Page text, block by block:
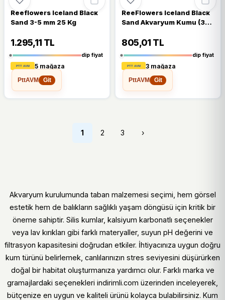
Reeflowers Iceland Black
Sand 3-5 mm 25 Kg
1.295,11 TL
dip fiyat
5 mağaza
PttAVM
Git
ReeFlowers Iceland Black
Sand Akvaryum Kumu (3-5
805,01 TL
dip fiyat
3 mağaza
PttAVM
Git
1 2 3 ›
Akvaryum kurulumunda taban malzemesi seçimi, hem görsel
estetik hem de balıkların sağlıklı yaşam döngüsü için kritik bir
öneme sahiptir. Silis kumlar, kalsiyum karbonatlı seçenekler
veya lav kırıkları gibi farklı materyaller, suyun pH değerini ve
filtrasyon kapasitesini doğrudan etkiler. İhtiyacınıza uygun doğru
kum türünü belirlemek, canlılarınızın stres seviyesini düşürürken
doğal bir habitat oluşturmanıza yardımcı olur. Farklı marka ve
gramajlardaki seçenekleri indirimli.com üzerinden inceleyerek,
bütçenize en uygun ve kaliteli ürünü kolayca bulabilirsiniz. Kum